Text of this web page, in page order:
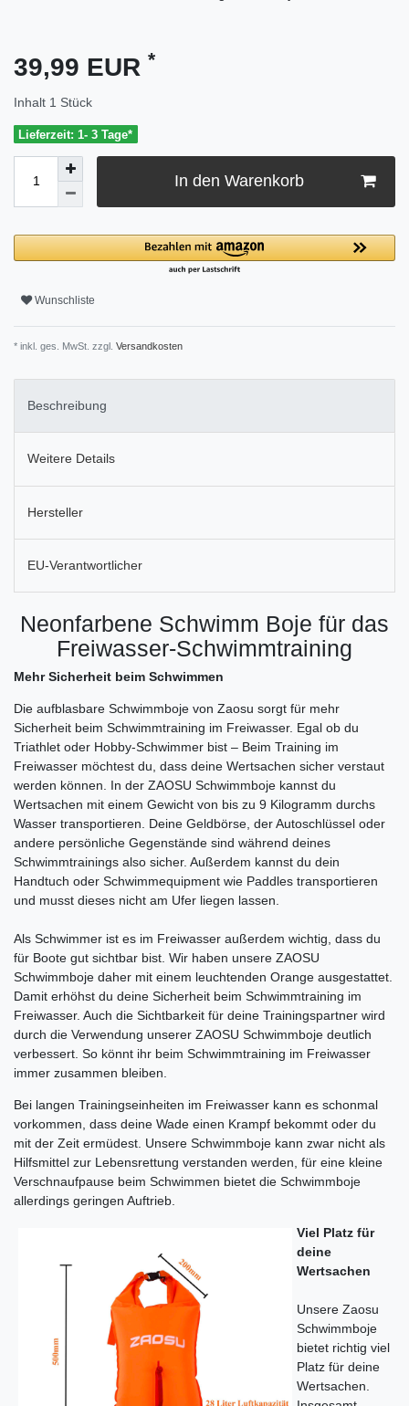
39,99 EUR *
Inhalt 1 Stück
Lieferzeit: 1- 3 Tage*
In den Warenkorb
Wunschliste
* inkl. ges. MwSt. zzgl. Versandkosten
Beschreibung
Weitere Details
Hersteller
EU-Verantwortlicher
Neonfarbene Schwimm Boje für das
Freiwasser-Schwimmtraining
Mehr Sicherheit beim Schwimmen
Die aufblasbare Schwimmboje von Zaosu sorgt für mehr
Sicherheit beim Schwimmtraining im Freiwasser. Egal ob du
Triathlet oder Hobby-Schwimmer bist – Beim Training im
Freiwasser möchtest du, dass deine Wertsachen sicher verstaut
werden können. In der ZAOSU Schwimmboje kannst du
Wertsachen mit einem Gewicht von bis zu 9 Kilogramm durchs
Wasser transportieren. Deine Geldbörse, der Autoschlüssel oder
andere persönliche Gegenstände sind während deines
Schwimmtrainings also sicher. Außerdem kannst du dein
Handtuch oder Schwimmequipment wie Paddles transportieren
und musst dieses nicht am Ufer liegen lassen.
Als Schwimmer ist es im Freiwasser außerdem wichtig, dass du
für Boote gut sichtbar bist. Wir haben unsere ZAOSU
Schwimmboje daher mit einem leuchtenden Orange ausgestattet.
Damit erhöhst du deine Sicherheit beim Schwimmtraining im
Freiwasser. Auch die Sichtbarkeit für deine Trainingspartner wird
durch die Verwendung unserer ZAOSU Schwimmboje deutlich
verbessert. So könnt ihr beim Schwimmtraining im Freiwasser
immer zusammen bleiben.
Bei langen Trainingseinheiten im Freiwasser kann es schonmal
vorkommen, dass deine Wade einen Krampf bekommt oder du
mit der Zeit ermüdest. Unsere Schwimmboje kann zwar nicht als
Hilfsmittel zur Lebensrettung verstanden werden, für eine kleine
Verschnaufpause beim Schwimmen bietet die Schwimmboje
allerdings geringen Auftrieb.
Viel Platz für
deine
Wertsachen
Unsere Zaosu
Schwimmboje
bietet richtig viel
Platz für deine
Wertsachen.